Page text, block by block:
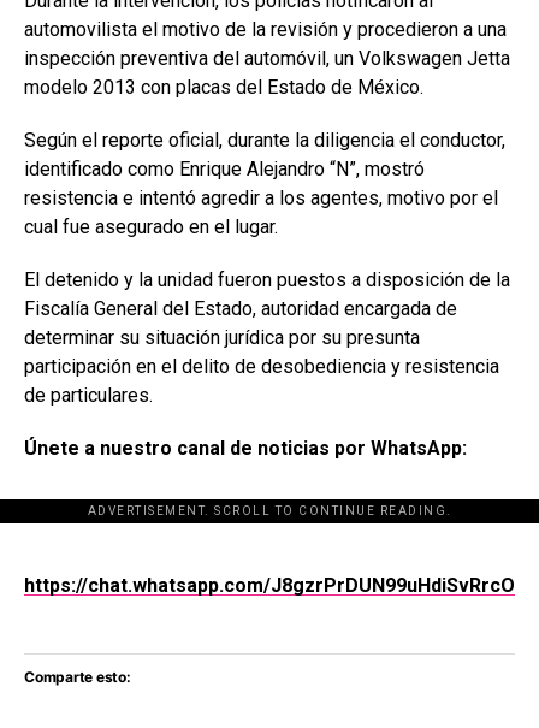
automovilista el motivo de la revisión y procedieron a una
inspección preventiva del automóvil, un Volkswagen Jetta
modelo 2013 con placas del Estado de México.
Según el reporte oficial, durante la diligencia el conductor,
identificado como Enrique Alejandro “N”, mostró
resistencia e intentó agredir a los agentes, motivo por el
cual fue asegurado en el lugar.
El detenido y la unidad fueron puestos a disposición de la
Fiscalía General del Estado, autoridad encargada de
determinar su situación jurídica por su presunta
participación en el delito de desobediencia y resistencia
de particulares.
Únete a nuestro canal de noticias por WhatsApp:
ADVERTISEMENT. SCROLL TO CONTINUE READING.
[adsforwp id="243463"]
https://chat.whatsapp.com/J8gzrPrDUN99uHdiSvRrcO
Comparte esto: